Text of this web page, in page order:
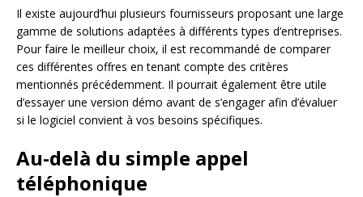
Il existe aujourd’hui plusieurs fournisseurs proposant une large
gamme de solutions adaptées à différents types d’entreprises.
Pour faire le meilleur choix, il est recommandé de comparer
ces différentes offres en tenant compte des critères
mentionnés précédemment. Il pourrait également être utile
d’essayer une version démo avant de s’engager afin d’évaluer
si le logiciel convient à vos besoins spécifiques.
Au-delà du simple appel
téléphonique